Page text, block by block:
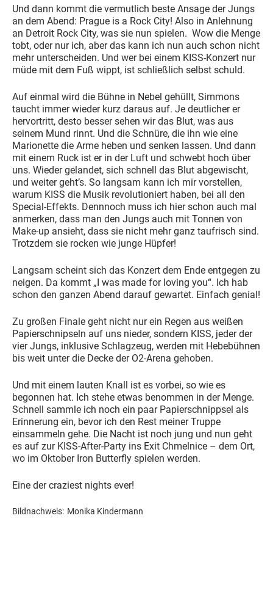
Und dann kommt die vermutlich beste Ansage der Jungs
an dem Abend: Prague is a Rock City! Also in Anlehnung
an Detroit Rock City, was sie nun spielen. Wow die Menge
tobt, oder nur ich, aber das kann ich nun auch schon nicht
mehr unterscheiden. Und wer bei einem KISS-Konzert nur
müde mit dem Fuß wippt, ist schließlich selbst schuld.
Auf einmal wird die Bühne in Nebel gehüllt, Simmons
taucht immer wieder kurz daraus auf. Je deutlicher er
hervortritt, desto besser sehen wir das Blut, was aus
seinem Mund rinnt. Und die Schnüre, die ihn wie eine
Marionette die Arme heben und senken lassen. Und dann
mit einem Ruck ist er in der Luft und schwebt hoch über
uns. Wieder gelandet, sich schnell das Blut abgewischt,
und weiter geht’s. So langsam kann ich mir vorstellen,
warum KISS die Musik revolutioniert haben, bei all den
Special-Effekts. Dennnoch muss ich hier schon auch mal
anmerken, dass man den Jungs auch mit Tonnen von
Make-up ansieht, dass sie nicht mehr ganz taufrisch sind.
Trotzdem sie rocken wie junge Hüpfer!
Langsam scheint sich das Konzert dem Ende entgegen zu
neigen. Da kommt „I was made for loving you“. Ich hab
schon den ganzen Abend darauf gewartet. Einfach genial!
Zu großen Finale geht nicht nur ein Regen aus weißen
Papierschnipseln auf uns nieder, sondern KISS, jeder der
vier Jungs, inklusive Schlagzeug, werden mit Hebebühnen
bis weit unter die Decke der O2-Arena gehoben.
Und mit einem lauten Knall ist es vorbei, so wie es
begonnen hat. Ich stehe etwas benommen in der Menge.
Schnell sammle ich noch ein paar Papierschnippsel als
Erinnerung ein, bevor ich den Rest meiner Truppe
einsammeln gehe. Die Nacht ist noch jung und nun geht
es auf zur KISS-After-Party ins Exit Chmelnice – dem Ort,
wo im Oktober Iron Butterfly spielen werden.
Eine der craziest nights ever!
Bildnachweis: Monika Kindermann